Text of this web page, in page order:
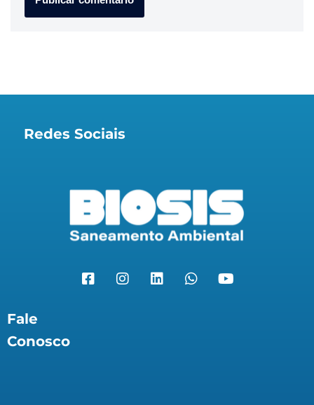
Redes Sociais
Fale
Conosco